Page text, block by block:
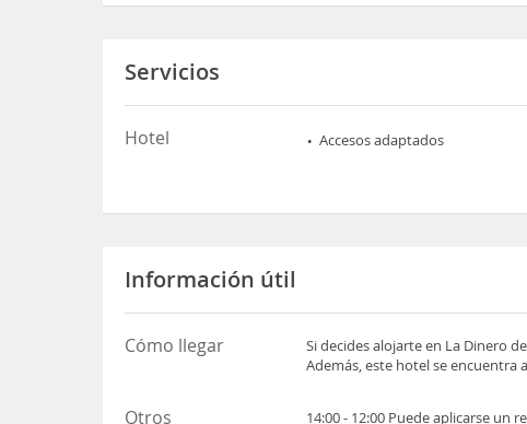
Servicios
Hotel Accesos adaptados
Información útil
Cómo llegar
Si decides alojarte en La Dinero
Además, este hotel se encuentra
Otros
14:00 - 12:00 Puede aplicarse un